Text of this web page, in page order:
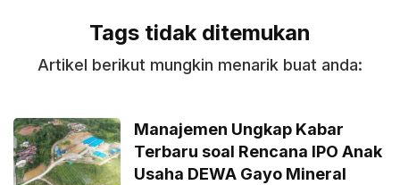
Tags tidak ditemukan
Artikel berikut mungkin menarik buat anda:
Manajemen Ungkap Kabar
Terbaru soal Rencana IPO Anak
Usaha DEWA Gayo Mineral